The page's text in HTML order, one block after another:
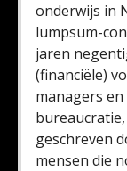
onderwijs in
lumpsum-
jaren
(financiële)
managers
geschreven
mensen die